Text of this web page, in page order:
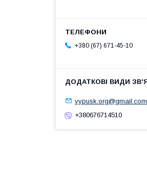
+380 (67) 671-45-10
vypusk.org@gmail.com
+380676714510